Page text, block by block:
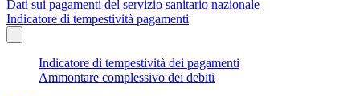
Dati sui pagamenti del servizio sanitario nazionale
Indicatore di tempestività pagamenti
Indicatore di tempestività dei pagamenti
Ammontare complessivo dei debiti